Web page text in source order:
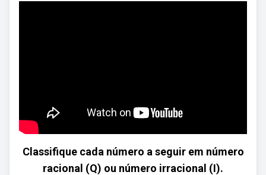
Classifique cada número a seguir em número
racional (Q) ou número irracional (I).